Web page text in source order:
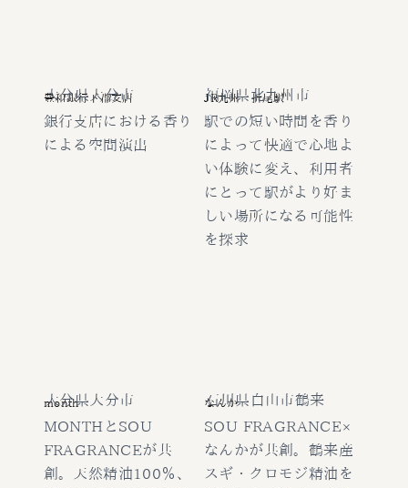
豊和銀行下郡支店
大分県大分市
銀行支店における香り
による空間演出
JR九州 折尾駅
福岡県北九州市
駅での短い時間を香り
によって快適で心地よ
い体験に変え、利用者
にとって駅がより好ま
しい場所になる可能性
を探求
month
大分県大分市
MONTHとSOU
FRAGRANCEが共
創。天然精油100％、
なんか
石川県白山市鶴来
SOU FRAGRANCE×
なんかが共創。鶴来産
スギ・クロモジ精油を